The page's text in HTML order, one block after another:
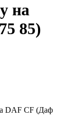
на
85)
DAF CF (Даф